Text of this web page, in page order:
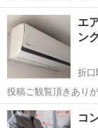
エ
ン
折口
投稿ご観覧頂きありがとうございま
たエアコン取り付け
かり２年致します。 その他電気工事、給排水工事等でも まずはお気軽
鹿児島 阿久根市
コ